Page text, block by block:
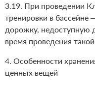
3.19. При проведении
тренировки в бассейне
дорожку, недоступную
время проведения
4. Особенности
ценных вещей